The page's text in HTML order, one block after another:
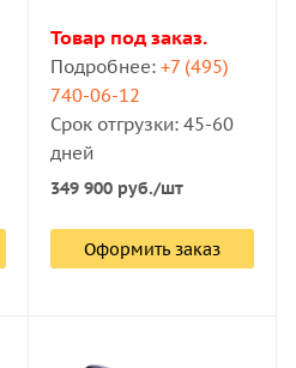
Товар под заказ.
Подробнее: +7 (495)
740-06-12
Срок отгрузки: 45-60
дней
349 900руб./шт
Оформить заказ